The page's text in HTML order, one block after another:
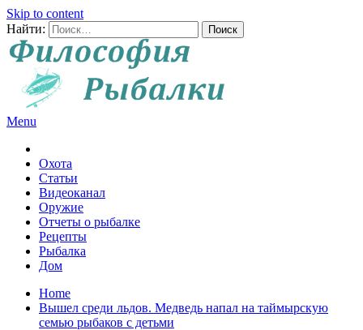
Skip to content
Найти:
Menu
Охота
Статьи
Видеоканал
Оружие
Отчеты о рыбалке
Рецепты
Рыбалка
Дом
Home
Вышел среди льдов. Медведь напал на таймырскую
семью рыбаков с детьми